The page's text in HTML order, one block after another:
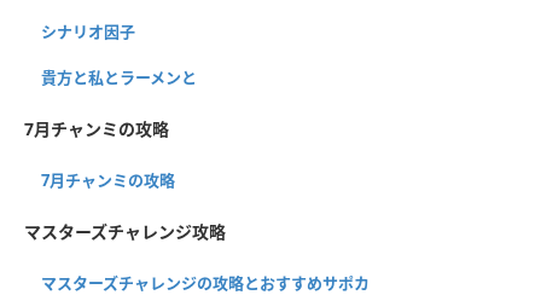
シナリオ因子
貴方と私とラーメンと
7月チャンミの攻略
7月チャンミの攻略
マスターズチャレンジ攻略
マスターズチャレンジの攻略とおすすめサポカ